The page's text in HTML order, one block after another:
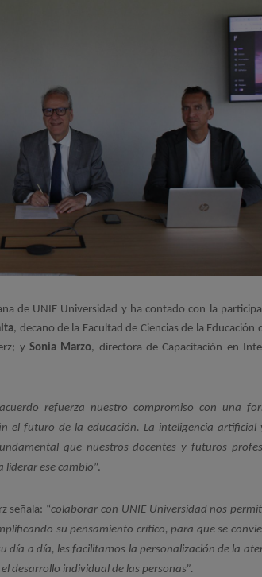
de UNIE Universidad y ha contado con la
, decano de la Facultad de Ciencias de la Educación
y Sonia Marzo, directora de Capacitación en
refuerza nuestro compromiso con una
el futuro de la educación. La inteligencia artificial
que nuestros docentes y futuros
liderar ese cambio”.
señala: “colaborar con UNIE Universidad nos
su pensamiento crítico, para que se
día a día, les facilitamos la personalización de la
desarrollo individual de las personas”.